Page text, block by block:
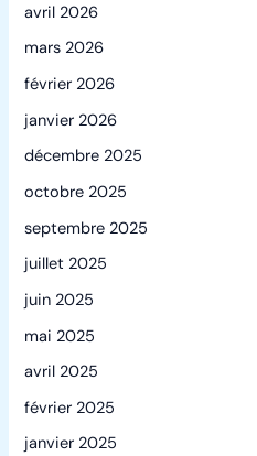
avril 2026
mars 2026
février 2026
janvier 2026
décembre 2025
octobre 2025
septembre 2025
juillet 2025
juin 2025
mai 2025
avril 2025
février 2025
janvier 2025